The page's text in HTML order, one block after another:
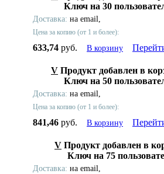
Ключ на 30
Доставка: на email,
Цена за копию (от 1 и более):
633,74 руб. В корзину
V Продукт добавлен в
Ключ на 50
Доставка: на email,
Цена за копию (от 1 и более):
841,46 руб. В корзину
V Продукт добавлен в
Ключ на 75
Доставка: на email,